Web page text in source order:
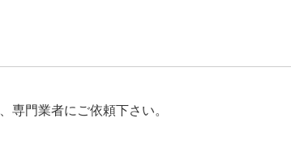
専門業者にご依頼下さい。